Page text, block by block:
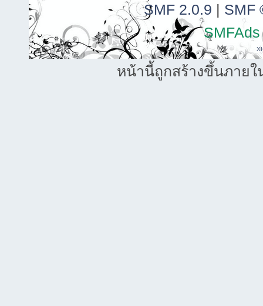
SMF 2.0.9 | SMF
SMFAds
หน้านี้ถูกสร้างขึ้นภายใ